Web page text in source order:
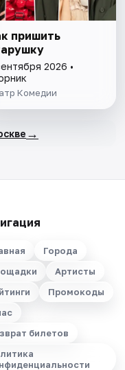
пришить
2026 •
Комедии
→
Города
Артисты
Промокоды
билетов